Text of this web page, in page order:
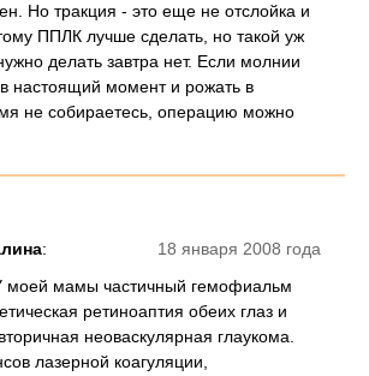
Но тракция - это еще не отслойка и
ППЛК лучше сделать, но такой уж
делать завтра нет. Если молнии
настоящий момент и рожать в
не собираетесь, операцию можно
18 января 2008 года
:
моей мамы частичный гемофиальм
ретиноаптия обеих глаз и
неоваскулярная глаукома.
лазерной коагуляции,